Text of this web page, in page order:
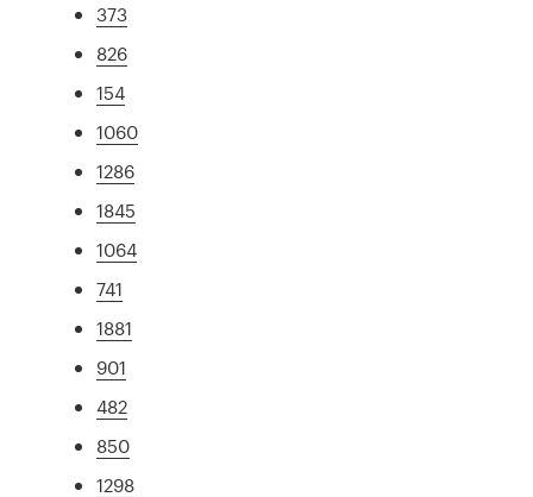
373
826
154
1060
1286
1845
1064
741
1881
901
482
850
1298